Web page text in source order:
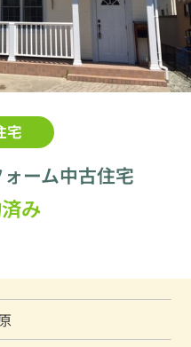
宅
ーム中古住宅
み